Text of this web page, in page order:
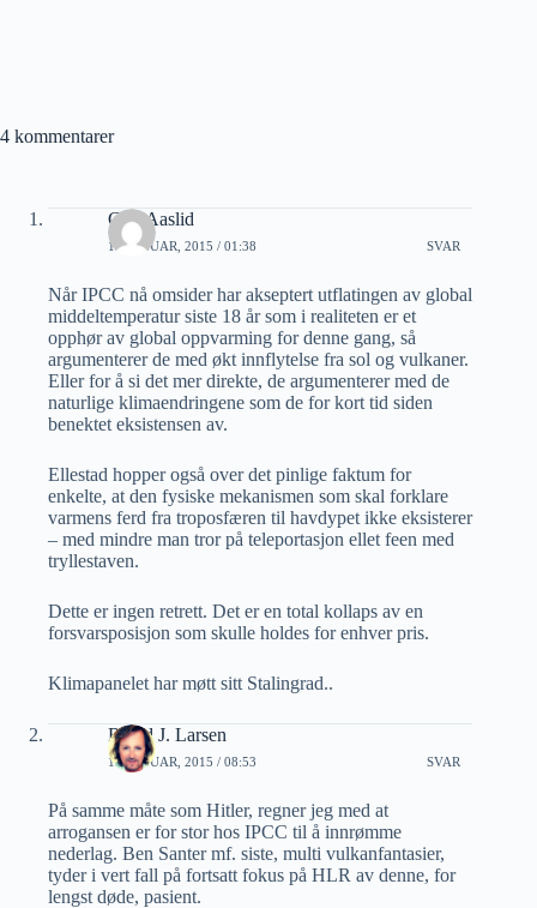
4 kommentarer
Geir Aaslid
11 JANUAR, 2015 / 01:38 SVAR
Når IPCC nå omsider har akseptert utflatingen av global
middeltemperatur siste 18 år som i realiteten er et
opphør av global oppvarming for denne gang, så
argumenterer de med økt innflytelse fra sol og vulkaner.
Eller for å si det mer direkte, de argumenterer med de
naturlige klimaendringene som de for kort tid siden
benektet eksistensen av.
Ellestad hopper også over det pinlige faktum for
enkelte, at den fysiske mekanismen som skal forklare
varmens ferd fra troposfæren til havdypet ikke eksisterer
– med mindre man tror på teleportasjon ellet feen med
tryllestaven.
Dette er ingen retrett. Det er en total kollaps av en
forsvarsposisjon som skulle holdes for enhver pris.
Klimapanelet har møtt sitt Stalingrad..
Roald J. Larsen
11 JANUAR, 2015 / 08:53 SVAR
På samme måte som Hitler, regner jeg med at
arrogansen er for stor hos IPCC til å innrømme
nederlag. Ben Santer mf. siste, multi vulkanfantasier,
tyder i vert fall på fortsatt fokus på HLR av denne, for
lengst døde, pasient.